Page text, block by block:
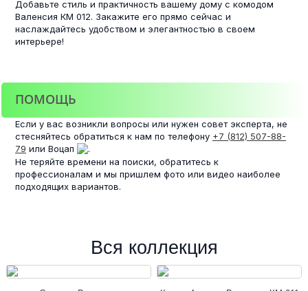
Добавьте стиль и практичность вашему дому с комодом
Валенсия КМ 012. Закажите его прямо сейчас и
наслаждайтесь удобством и элегантностью в своем
интерьере!
ПОМОЩЬ
Если у вас возникли вопросы или нужен совет эксперта, не
стесняйтесь обратиться к нам по телефону +7 (812) 507-88-
79 или Воцап
.
Не теряйте времени на поиски, обратитесь к
профессионалам и мы пришлем фото или видео наиболее
подходящих вариантов.
Вся коллекция